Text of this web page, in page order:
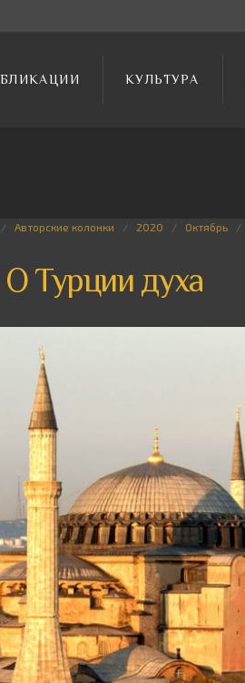
КУЛЬТУРА
Авторские колонки 2020 Октябрь
О Турции духа